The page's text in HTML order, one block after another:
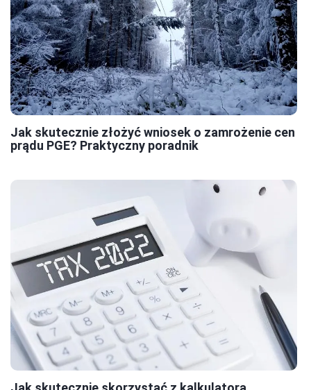
Jak skutecznie złożyć wniosek o zamrożenie cen
prądu PGE? Praktyczny poradnik